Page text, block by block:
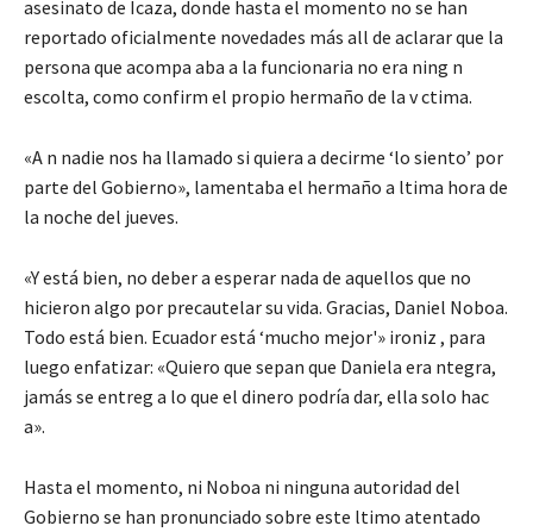
asesinato de Icaza, donde hasta el momento no se han
reportado oficialmente novedades más all de aclarar que la
persona que acompa aba a la funcionaria no era ning n
escolta, como confirm el propio hermaño de la v ctima.
«A n nadie nos ha llamado si quiera a decirme ‘lo siento’ por
parte del Gobierno», lamentaba el hermaño a ltima hora de
la noche del jueves.
«Y está bien, no deber a esperar nada de aquellos que no
hicieron algo por precautelar su vida. Gracias, Daniel Noboa.
Todo está bien. Ecuador está ‘mucho mejor'» ironiz , para
luego enfatizar: «Quiero que sepan que Daniela era ntegra,
jamás se entreg a lo que el dinero podría dar, ella solo hac
a».
Hasta el momento, ni Noboa ni ninguna autoridad del
Gobierno se han pronunciado sobre este ltimo atentado